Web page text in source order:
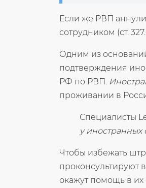
Если же РВП
сотрудником (ст.
Одним из
подтверждения
РФ по РВП.
проживании в
Специалисты
у иностранных
Чтобы избежать
проконсультируют
окажут помощь в